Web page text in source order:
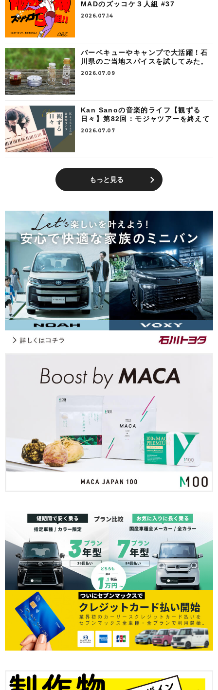
MADのズッコケ３人組 #37
2026.07.14
バーベキューやキャンプで大活躍！石
川県のご当地スパイスを試してみた。
2026.07.09
Kan Sanoの音楽的ライフ【観ずる
日々】第82回：モジャツアーを終えて
2026.07.07
もっと見る